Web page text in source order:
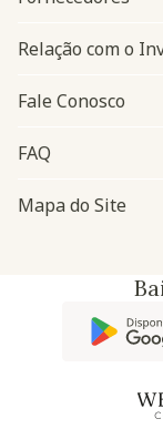
Relação com o
Fale Conosco
FAQ
Mapa do Site